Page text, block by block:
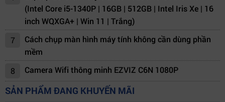
(Intel Core i5-1340P | 16GB | 512GB | Intel Iris Xe | 16
inch WQXGA+ | Win 11 | Trắng)
7
Cách chụp màn hình máy tính không cần dùng phần
mềm
8
Camera Wifi thông minh EZVIZ C6N 1080P
SẢN PHẨM ĐANG KHUYẾN MÃI